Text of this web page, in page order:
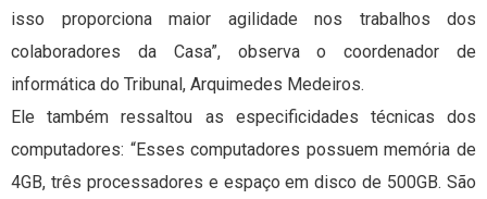
isso proporciona maior agilidade nos trabalhos dos
colaboradores da Casa”, observa o coordenador de
informática do Tribunal, Arquimedes Medeiros.
Ele também ressaltou as especificidades técnicas dos
computadores: “Esses computadores possuem memória de
4GB, três processadores e espaço em disco de 500GB. São